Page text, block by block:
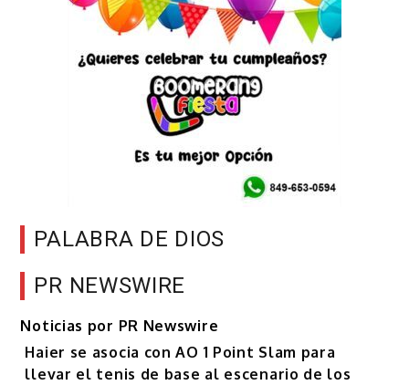
PALABRA DE DIOS
PR NEWSWIRE
Noticias por PR Newswire
Haier se asocia con AO 1 Point Slam para
llevar el tenis de base al escenario de los